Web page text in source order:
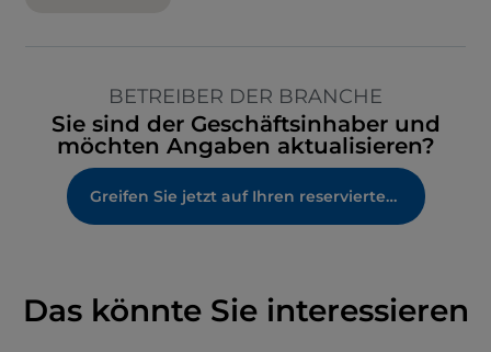
BETREIBER DER BRANCHE
Sie sind der Geschäftsinhaber und
möchten Angaben aktualisieren?
Greifen Sie jetzt auf Ihren reservierten Bereich zu
Das könnte Sie interessieren